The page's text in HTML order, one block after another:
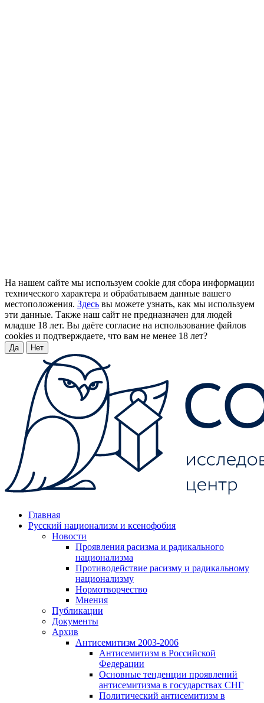
На нашем сайте мы используем cookie для сбора информации
технического характера и обрабатываем данные вашего
местоположения. Здесь вы можете узнать, как мы используем
эти данные. Также наш сайт не предназначен для людей
младше 18 лет. Вы даёте согласие на использование файлов
cookies и подтверждаете, что вам не менее 18 лет?
Да Нет
Главная
Русский национализм и ксенофобия
Новости
Проявления расизма и радикального
национализма
Противодействие расизму и радикальному
национализму
Нормотворчество
Мнения
Публикации
Документы
Архив
Антисемитизм 2003-2006
Антисемитизм в Российской
Федерации
Основные тенденции проявлений
антисемитизма в государствах СНГ
Политический антисемитизм в